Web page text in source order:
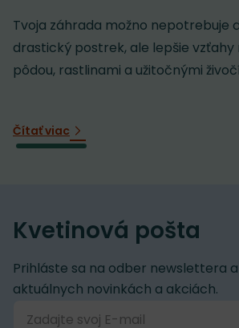
Tvoja záhrada možno nepotrebuje
drastický postrek, ale lepšie vzťahy
pôdou, rastlinami a užitočnými
Čítať viac
Kvetinová pošta
Prihláste sa na odber newslettera
aktuálnych novinkách a akciách.